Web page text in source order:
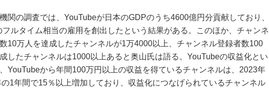
関の調査では、YouTubeが日本のGDPのうち4600億円分貢献しており、
フルタイム相当の雇用を創出したという結果がある。このほか、チャンネ
10万人を達成したチャンネルが1万4000以上、チャンネル登録者数100
したチャンネルは1000以上あると奥山氏は語る。YouTubeの収益化とい
YouTubeから年間100万円以上の収益を得ているチャンネルは、2023年
1年間で15％以上増加しており、収益化につなげられているチャンネル